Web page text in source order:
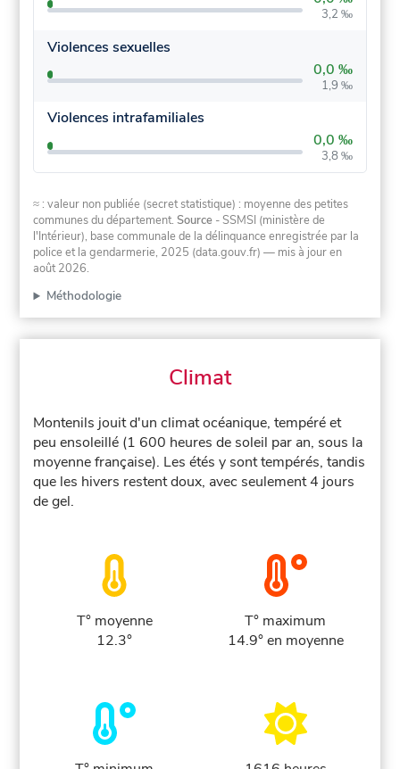
3,2 ‰
Violences sexuelles
0,0 ‰
1,9 ‰
Violences intrafamiliales
0,0 ‰
3,8 ‰
≈ : valeur non publiée (secret statistique) : moyenne des petites
communes du département.Source - SSMSI (ministère de
l'Intérieur), base communale de la délinquance enregistrée par la
police et la gendarmerie, 2025 (data.gouv.fr) — mis à jour en
août 2026.
Méthodologie
Climat
Montenils jouit d'un climat océanique, tempéré et
peu ensoleillé (1 600 heures de soleil par an, sous la
moyenne française). Les étés y sont tempérés, tandis
que les hivers restent doux, avec seulement 4 jours
de gel.
T° moyenne
12.3°
T° maximum
14.9° en moyenne